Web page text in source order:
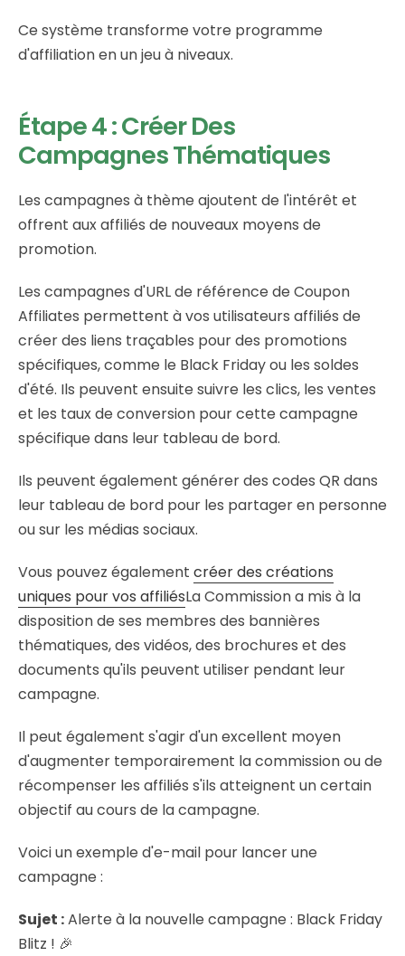
Ce système transforme votre programme
d'affiliation en un jeu à niveaux.
Étape 4 : Créer Des
Campagnes Thématiques
Les campagnes à thème ajoutent de l'intérêt et
offrent aux affiliés de nouveaux moyens de
promotion.
Les campagnes d'URL de référence de Coupon
Affiliates permettent à vos utilisateurs affiliés de
créer des liens traçables pour des promotions
spécifiques, comme le Black Friday ou les soldes
d'été. Ils peuvent ensuite suivre les clics, les ventes
et les taux de conversion pour cette campagne
spécifique dans leur tableau de bord.
Ils peuvent également générer des codes QR dans
leur tableau de bord pour les partager en personne
ou sur les médias sociaux.
Vous pouvez également créer des créations
uniques pour vos affiliésLa Commission a mis à la
disposition de ses membres des bannières
thématiques, des vidéos, des brochures et des
documents qu'ils peuvent utiliser pendant leur
campagne.
Il peut également s'agir d'un excellent moyen
d'augmenter temporairement la commission ou de
récompenser les affiliés s'ils atteignent un certain
objectif au cours de la campagne.
Voici un exemple d'e-mail pour lancer une
campagne :
Sujet :Alerte à la nouvelle campagne : Black Friday
Blitz ! 🎉